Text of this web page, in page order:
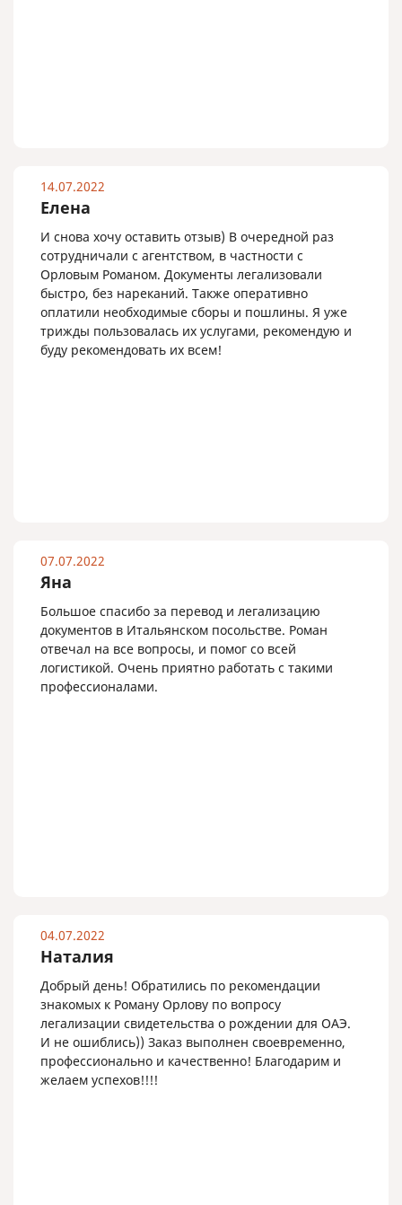
14.07.2022
Елена
И снова хочу оставить отзыв) В очередной раз
сотрудничали c агентством, в частности с
Орловым Романом. Документы легализовали
быстро, без нареканий. Также оперативно
оплатили необходимые сборы и пошлины. Я уже
трижды пользовалась их услугами, рекомендую и
буду рекомендовать их всем!
07.07.2022
Яна
Большое спасибо за перевод и легализацию
документов в Итальянском посольстве. Роман
отвечал на все вопросы, и помог со всей
логистикой. Очень приятно работать с такими
профессионалами.
04.07.2022
Наталия
Добрый день! Обратились по рекомендации
знакомых к Роману Орлову по вопросу
легализации свидетельства о рождении для ОАЭ.
И не ошиблись)) Заказ выполнен своевременно,
профессионально и качественно! Благодарим и
желаем успехов!!!!